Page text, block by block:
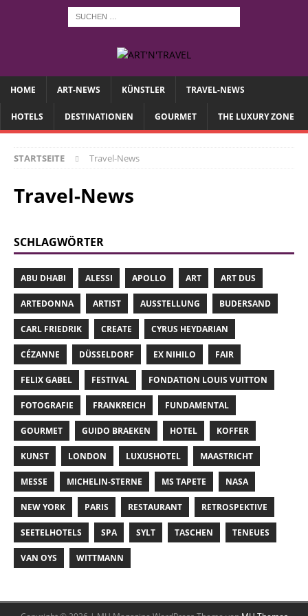
HOME ART-NEWS KÜNSTLER TRAVEL-NEWS
HOTELS DESTINATIONEN GOURMET THE LUXURY ZONE
STARTSEITE Travel-News
Travel-News
SCHLAGWÖRTER
ABU DHABI ALESSI APOLLO ART ART DUS
ARTEDONNA ARTIST AUSSTELLUNG BUDERSAND
CARL FRIEDRIK CREATE CYRUS HEYDARIAN
CÉZANNE DÜSSELDORF EX NIHILO FAIR
FELIX GABEL FESTIVAL FONDATION LOUIS VUITTON
FOTOGRAFIE FRANKREICH FUNDAMENTAL
GOURMET GUIDO BRAEKEN HOTEL KOFFER
KUNST LONDON LUXUSHOTEL MAASTRICHT
MESSE MICHELIN-STERNE MS TAPETE NASA
NEW YORK PARIS RESTAURANT RETROSPEKTIVE
SEETELHOTELS SPA SYLT TASCHEN TENEUES
VAN OYS WITTMANN